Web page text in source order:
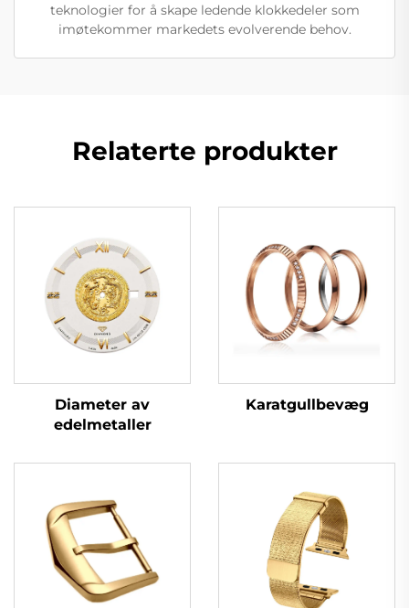
teknologier for å skape ledende klokkedeler som
imøtekommer markedets evolverende behov.
Relaterte produkter
Diameter av
edelmetaller
Karatgullbevæg